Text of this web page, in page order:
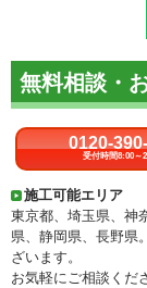
無料相談・
0120-
受付時間8:00～
施工可能エリア
東京都、埼玉県、神
県、静岡県、長野県
ざいます。
お気軽にご相談くだ